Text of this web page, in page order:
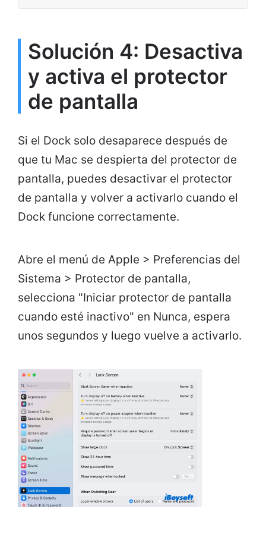
Solución 4: Desactiva
y activa el protector
de pantalla
Si el Dock solo desaparece después de
que tu Mac se despierta del protector de
pantalla, puedes desactivar el protector
de pantalla y volver a activarlo cuando el
Dock funcione correctamente.
Abre el menú de Apple > Preferencias del
Sistema > Protector de pantalla,
selecciona "Iniciar protector de pantalla
cuando esté inactivo" en Nunca, espera
unos segundos y luego vuelve a activarlo.